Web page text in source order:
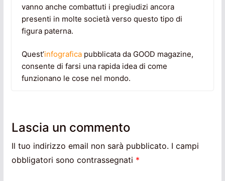
vanno anche combattuti i pregiudizi ancora
presenti in molte società verso questo tipo di
figura paterna.
Quest’infograficapubblicata da GOOD magazine,
consente di farsi una rapida idea di come
funzionano le cose nel mondo.
Lascia un commento
Il tuo indirizzo email non sarà pubblicato. I campi
obbligatori sono contrassegnati *